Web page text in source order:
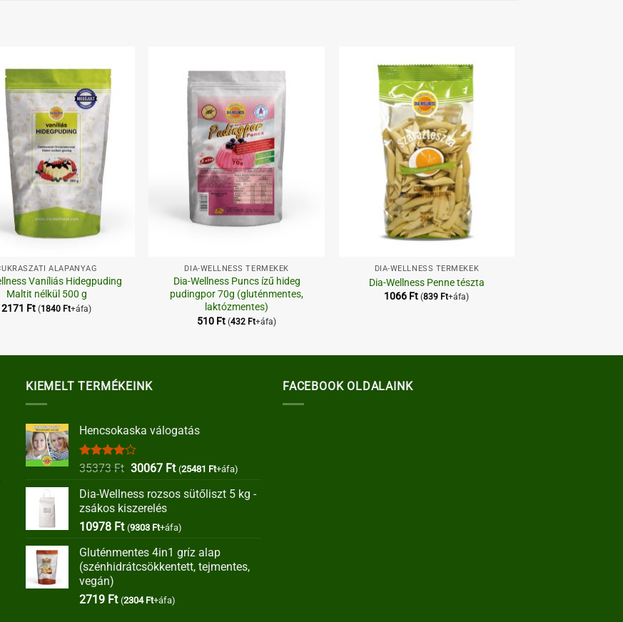
Kedvenceimhez
ALAPANYAG
Vaníliás Hidegpuding
Maltit nélkül 500 g
2171 Ft (1840 Ft+áfa)
Kedvenceimhez
DIA-WELLNESS TERMÉKEK
Dia-Wellness Puncs ízű hideg
pudingpor 70g (gluténmentes,
laktózmentes)
510 Ft (432 Ft+áfa)
Kedvenceimhez
DIA-WELLNESS TERMÉKEK
Dia-Wellness Penne tészta
1066 Ft (839 Ft+áfa)
KIEMELT TERMÉKEINK
Hencsokaska válogatás
Értékelés:
35373Ft Original
was:
35373 Ft.
30067 FtCurrent
is:
(25481 Ft+áfa)
Dia-Wellness rozsos sütőliszt 5 kg -
zsákos kiszerelés
10978 Ft (9303 Ft+áfa)
Gluténmentes 4in1 gríz alap
(szénhidrátcsökkentett, tejmentes,
vegán)
2719 Ft (2304 Ft+áfa)
FACEBOOK OLDALAINK